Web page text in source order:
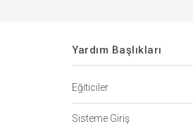
Yardım Başlıkları
Eğiticiler
Sisteme Giriş